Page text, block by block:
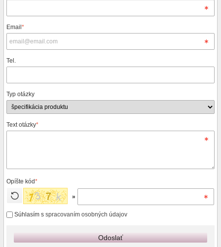
Email *
Tel.
Typ otázky
Text otázky*
Opíšte kód*
»
Súhlasím s spracovaním osobných údajov
Odoslať